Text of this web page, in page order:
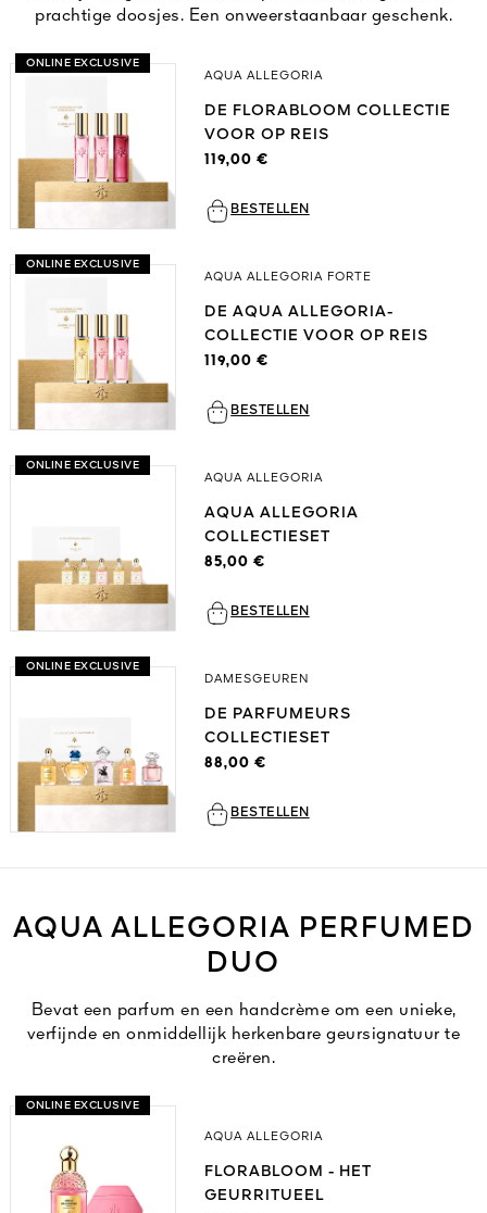
prachtige doosjes. Een onweerstaanbaar geschenk.
ONLINE EXCLUSIVE
AQUA ALLEGORIA
DE FLORABLOOM COLLECTIE
VOOR OP REIS
119,00 €
BESTELLEN
ONLINE EXCLUSIVE
AQUA ALLEGORIA FORTE
DE AQUA ALLEGORIA-
COLLECTIE VOOR OP REIS
119,00 €
BESTELLEN
ONLINE EXCLUSIVE
AQUA ALLEGORIA
AQUA ALLEGORIA
COLLECTIESET
85,00 €
BESTELLEN
ONLINE EXCLUSIVE
DAMESGEUREN
DE PARFUMEURS
COLLECTIESET
88,00 €
BESTELLEN
AQUA ALLEGORIA PERFUMED
DUO
Bevat een parfum en een handcrème om een unieke,
verfijnde en onmiddellijk herkenbare geursignatuur te
creëren.
ONLINE EXCLUSIVE
AQUA ALLEGORIA
FLORABLOOM - HET
GEURRITUEEL